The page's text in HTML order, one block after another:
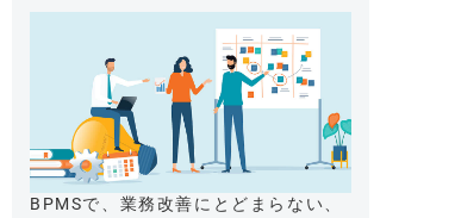
BPMSで、業務改善にとどまらない、